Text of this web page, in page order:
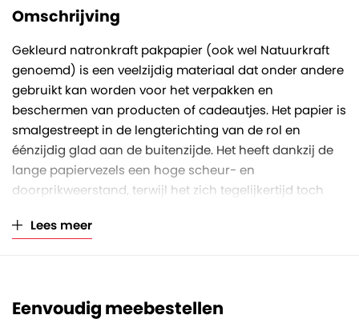
Omschrijving
Gekleurd natronkraft pakpapier (ook wel Natuurkraft
genoemd) is een veelzijdig materiaal dat onder andere
gebruikt kan worden voor het verpakken en
beschermen van producten of cadeautjes. Het papier is
smalgestreept in de lengterichting van de rol en
éénzijdig glad aan de buitenzijde. Het heeft dankzij de
lange papiervezels een hoge scheur- en
doorprikweerstand, terwijl het zich tegelijkertijd toch
Deze oranje gekleurde rol is aan de buitenzijde bedrukt
gram/m2. Des te hoger het grammage, des te sterker
Lees meer
Eenvoudig meebestellen